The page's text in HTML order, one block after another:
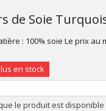
de Soie
: 100% soie Le prix au
en stock
le produit est disponible